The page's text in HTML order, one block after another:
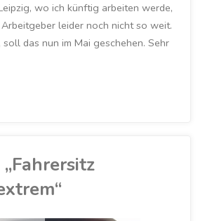
wo ich künftig arbeiten werde,
leider noch nicht so weit.
das nun im Mai geschehen. Sehr